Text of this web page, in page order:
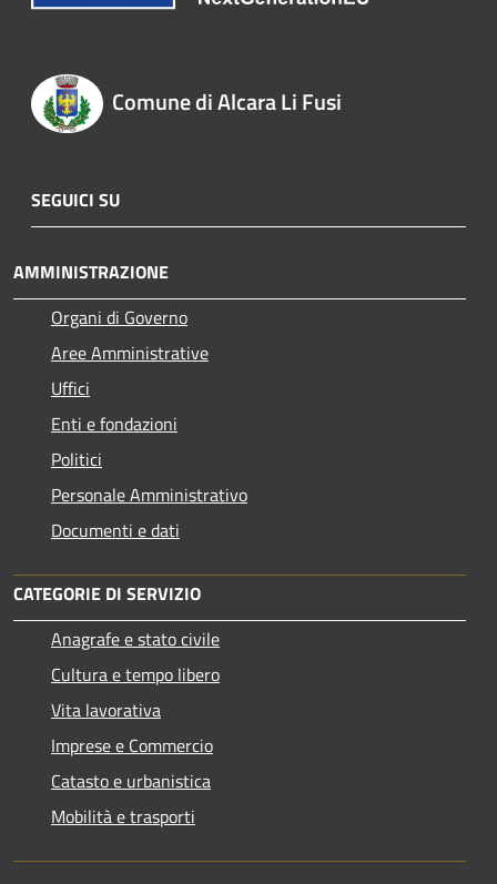
Comune di Alcara Li Fusi
SEGUICI SU
AMMINISTRAZIONE
Organi di Governo
Aree Amministrative
Uffici
Enti e fondazioni
Politici
Personale Amministrativo
Documenti e dati
CATEGORIE DI SERVIZIO
Anagrafe e stato civile
Cultura e tempo libero
Vita lavorativa
Imprese e Commercio
Catasto e urbanistica
Mobilità e trasporti